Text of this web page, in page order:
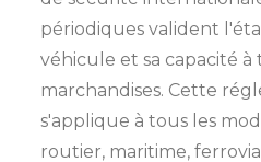
périodiques valident
véhicule et sa capacité
marchandises. Cette
s'applique à tous les
routier, maritime,